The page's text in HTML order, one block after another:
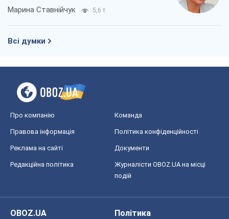
Марина Ставнійчук 5,6 т.
Всі думки
Про компанію Команда
Правова інформація Політика конфіденційності
Реклама на сайті Документи
Редакційна політика
Журналісти OBOZ.UA на місці
подій
OBOZ.UA
Політика